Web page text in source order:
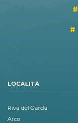
LOCALITÀ
Riva del Garda
Arco